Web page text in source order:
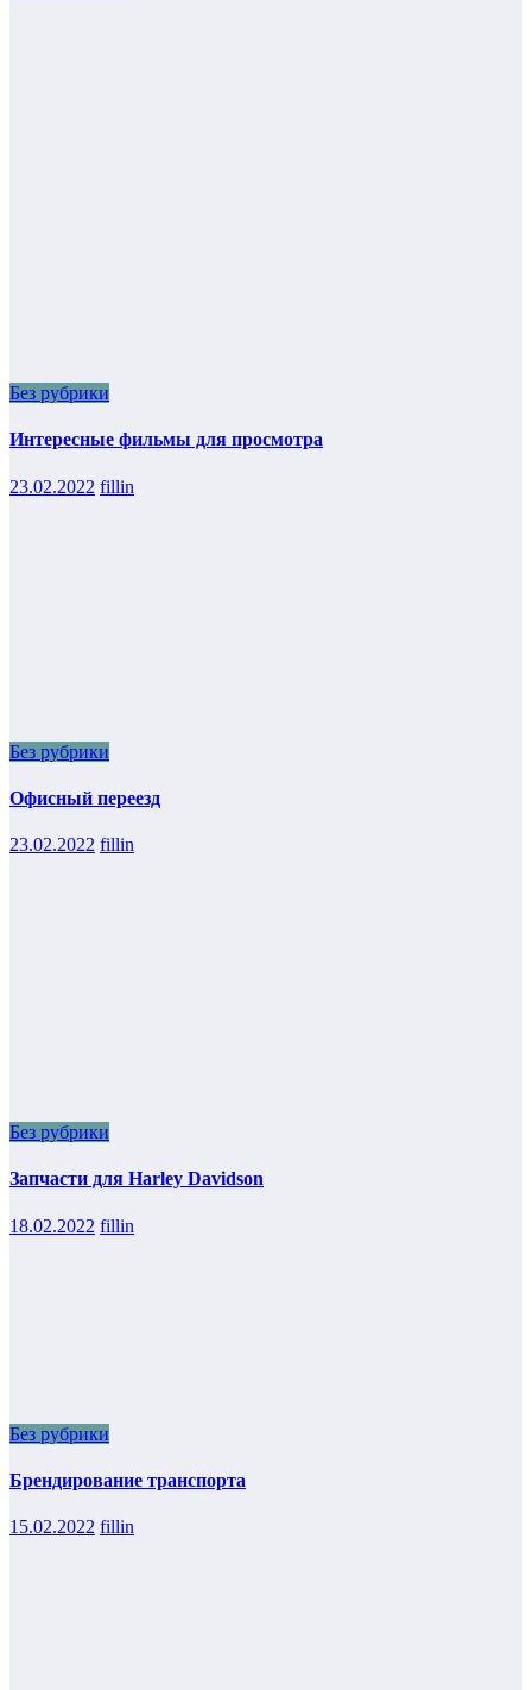
Без рубрики
Интересные фильмы для просмотра
23.02.2022 fillin
Без рубрики
Офисный переезд
23.02.2022 fillin
Без рубрики
Запчасти для Harley Davidson
18.02.2022 fillin
Без рубрики
Брендирование транспорта
15.02.2022 fillin